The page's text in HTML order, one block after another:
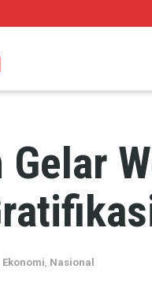
Gelar
Ekonomi Nasional